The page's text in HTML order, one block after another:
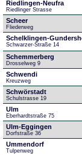
Riedlingen-Neufra
Riedlinger Strasse
Scheer
Fliederweg
Schelklingen-
Schwarzer-Straße 14
Schemmerberg
Drosselweg 9
Schwendi
Kreuzweg
Schwörstadt
Schulstrasse 19
Ulm
Eberhardtstraße 75
Ulm-Eggingen
Dorfstraße 36
Ummendorf
Tulpenweg